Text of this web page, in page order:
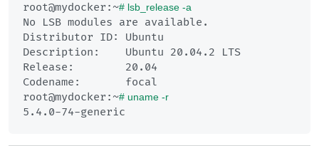
root@mydocker:~# lsb_release -a
No LSB modules are available.
Distributor ID:	Ubuntu
Description:	Ubuntu 20.04.2 LTS
Release:	20.04
Codename:	focal
root@mydocker:~# uname -r